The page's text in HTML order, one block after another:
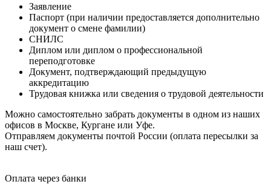
Заявление
Паспорт (при наличии предоставляется дополнительно
документ о смене фамилии)
СНИЛС
Диплом или диплом о профессиональной
переподготовке
Документ, подтверждающий предыдущую
аккредитацию
Трудовая книжка или сведения о трудовой деятельности
Можно самостоятельно забрать документы в одном из наших
офисов в Москве, Кургане или Уфе.
Отправляем документы почтой России (оплата пересылки за
наш счет).
Оплата через банки